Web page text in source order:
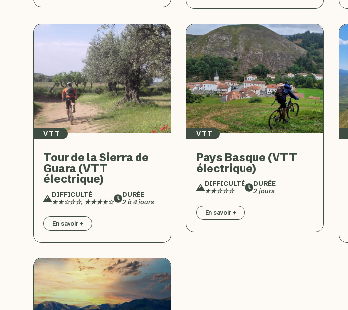
VTT
Tour de la Sierra de
Guara (VTT
électrique)
DIFFICULTÉ
★★☆☆☆, ★★★★☆
DURÉE
2 à 4 jours
En savoir +
VTT
Pays Basque (VTT
électrique)
DIFFICULTÉ
★★☆☆☆
DURÉE
2 jours
En savoir +